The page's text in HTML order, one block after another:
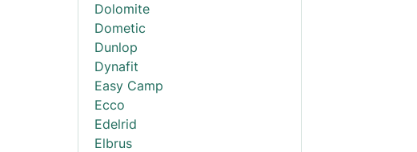
Dolomite
Dometic
Dunlop
Dynafit
Easy Camp
Ecco
Edelrid
Elbrus